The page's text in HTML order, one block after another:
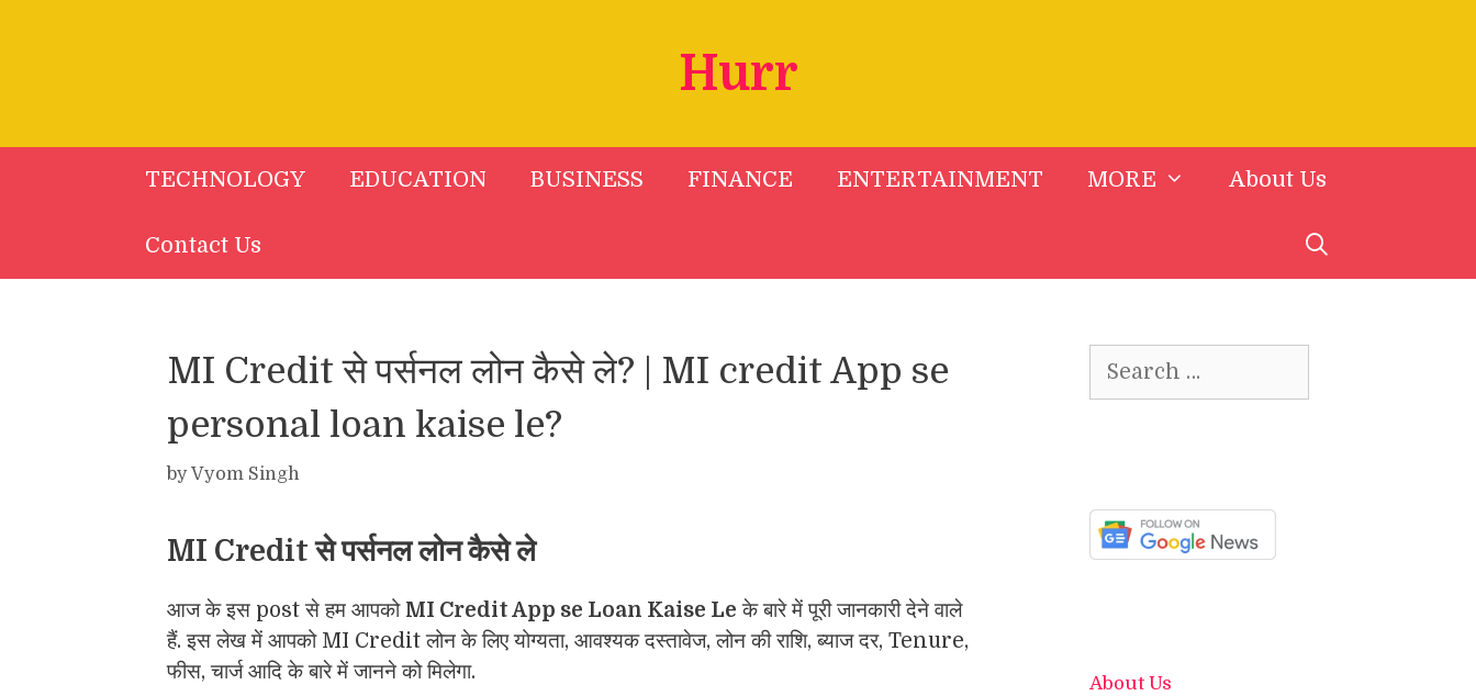
Hurr
TECHNOLOGY EDUCATION BUSINESS FINANCE ENTERTAINMENT MORE About Us
Contact Us
MI Credit से पर्सनल लोन कैसे ले? | MI credit App se
personal loan kaise le?
byVyom Singh
MI Credit से पर्सनल लोन कैसे ले
आज के इस post से हम आपको MI Credit App se Loan Kaise Le के बारे में पूरी जानकारी देने वाले
हैं. इस लेख में आपको MI Credit लोन के लिए योग्यता, आवश्यक दस्तावेज, लोन की राशि, ब्याज दर, Tenure,
फीस, चार्ज आदि के बारे में जानने को मिलेगा.
for:
About Us